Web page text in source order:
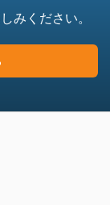
みください。